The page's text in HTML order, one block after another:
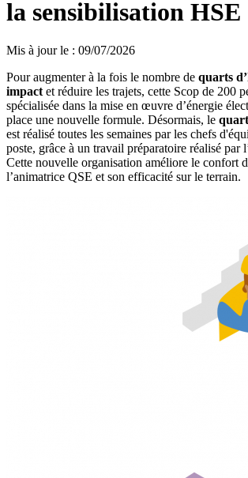
la sensibilisation HSE
Mis à jour le : 09/07/2026
Pour augmenter à la fois le nombre de quarts
impact et réduire les trajets, cette Scop de 200
spécialisée dans la mise en œuvre d’énergie
place une nouvelle formule. Désormais, le
est réalisé toutes les semaines par les chefs
poste, grâce à un travail préparatoire réalisé par
Cette nouvelle organisation améliore le confort
l’animatrice QSE et son efficacité sur le terrain.